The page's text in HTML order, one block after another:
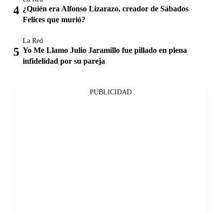
¿Quién era Alfonso Lizarazo, creador de Sábados
Felices que murió?
La Red
Yo Me Llamo Julio Jaramillo fue pillado en plena
infidelidad por su pareja
PUBLICIDAD